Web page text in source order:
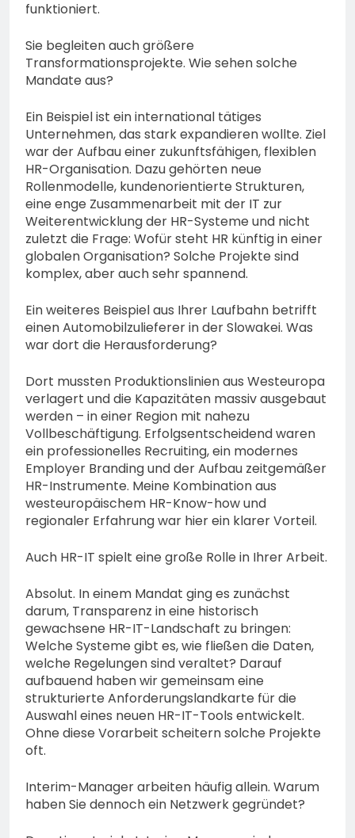
funktioniert.
Sie begleiten auch größere
Transformationsprojekte. Wie sehen solche
Mandate aus?
Ein Beispiel ist ein international tätiges
Unternehmen, das stark expandieren wollte. Ziel
war der Aufbau einer zukunftsfähigen, flexiblen
HR-Organisation. Dazu gehörten neue
Rollenmodelle, kundenorientierte Strukturen,
eine enge Zusammenarbeit mit der IT zur
Weiterentwicklung der HR-Systeme und nicht
zuletzt die Frage: Wofür steht HR künftig in einer
globalen Organisation? Solche Projekte sind
komplex, aber auch sehr spannend.
Ein weiteres Beispiel aus Ihrer Laufbahn betrifft
einen Automobilzulieferer in der Slowakei. Was
war dort die Herausforderung?
Dort mussten Produktionslinien aus Westeuropa
verlagert und die Kapazitäten massiv ausgebaut
werden – in einer Region mit nahezu
Vollbeschäftigung. Erfolgsentscheidend waren
ein professionelles Recruiting, ein modernes
Employer Branding und der Aufbau zeitgemäßer
HR-Instrumente. Meine Kombination aus
westeuropäischem HR-Know-how und
regionaler Erfahrung war hier ein klarer Vorteil.
Auch HR-IT spielt eine große Rolle in Ihrer Arbeit.
Absolut. In einem Mandat ging es zunächst
darum, Transparenz in eine historisch
gewachsene HR-IT-Landschaft zu bringen:
Welche Systeme gibt es, wie fließen die Daten,
welche Regelungen sind veraltet? Darauf
aufbauend haben wir gemeinsam eine
strukturierte Anforderungslandkarte für die
Auswahl eines neuen HR-IT-Tools entwickelt.
Ohne diese Vorarbeit scheitern solche Projekte
oft.
Interim-Manager arbeiten häufig allein. Warum
haben Sie dennoch ein Netzwerk gegründet?